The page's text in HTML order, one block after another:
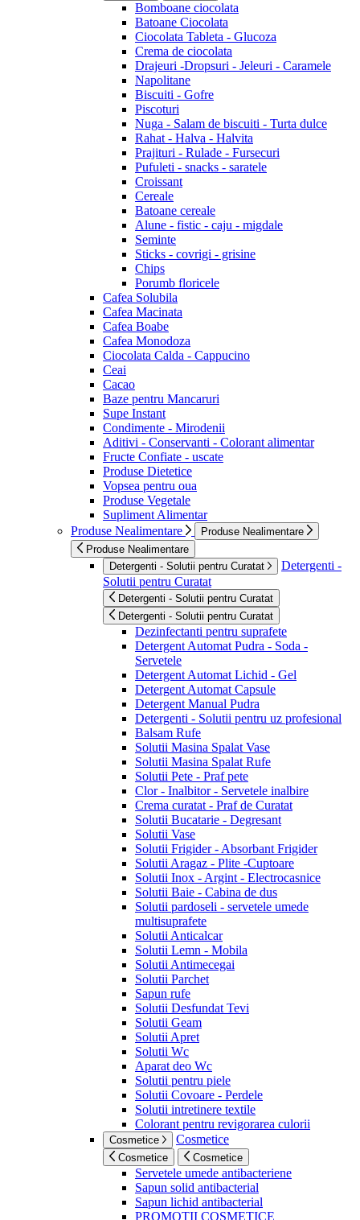
Bomboane ciocolata
Batoane Ciocolata
Ciocolata Tableta - Glucoza
Crema de ciocolata
Drajeuri -Dropsuri - Jeleuri - Caramele
Napolitane
Biscuiti - Gofre
Piscoturi
Nuga - Salam de biscuiti - Turta dulce
Rahat - Halva - Halvita
Prajituri - Rulade - Fursecuri
Pufuleti - snacks - saratele
Croissant
Cereale
Batoane cereale
Alune - fistic - caju - migdale
Seminte
Sticks - covrigi - grisine
Chips
Porumb floricele
Cafea Solubila
Cafea Macinata
Cafea Boabe
Cafea Monodoza
Ciocolata Calda - Cappucino
Ceai
Cacao
Baze pentru Mancaruri
Supe Instant
Condimente - Mirodenii
Aditivi - Conservanti - Colorant alimentar
Fructe Confiate - uscate
Produse Dietetice
Vopsea pentru oua
Produse Vegetale
Supliment Alimentar
Produse Nealimentare
Produse Nealimentare
Produse Nealimentare
Detergenti - Solutii pentru Curatat
Detergenti -
Solutii pentru Curatat
Detergenti - Solutii pentru Curatat
Detergenti - Solutii pentru Curatat
Dezinfectanti pentru suprafete
Detergent Automat Pudra - Soda -
Servetele
Detergent Automat Lichid - Gel
Detergent Automat Capsule
Detergent Manual Pudra
Detergenti - Solutii pentru uz profesional
Balsam Rufe
Solutii Masina Spalat Vase
Solutii Masina Spalat Rufe
Solutii Pete - Praf pete
Clor - Inalbitor - Servetele inalbire
Crema curatat - Praf de Curatat
Solutii Bucatarie - Degresant
Solutii Vase
Solutii Frigider - Absorbant Frigider
Solutii Aragaz - Plite -Cuptoare
Solutii Inox - Argint - Electrocasnice
Solutii Baie - Cabina de dus
Solutii pardoseli - servetele umede
multisuprafete
Solutii Anticalcar
Solutii Lemn - Mobila
Solutii Antimecegai
Solutii Parchet
Sapun rufe
Solutii Desfundat Tevi
Solutii Geam
Solutii Apret
Solutii Wc
Aparat deo Wc
Solutii pentru piele
Solutii Covoare - Perdele
Solutii intretinere textile
Colorant pentru revigorarea culorii
Cosmetice Cosmetice
Cosmetice Cosmetice
Servetele umede antibacteriene
Sapun solid antibacterial
Sapun lichid antibacterial
PROMOTII COSMETICE